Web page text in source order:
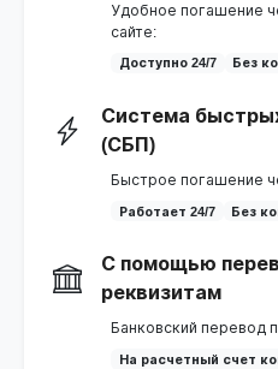
Удобное погашение
сайте:
Доступно 24/7 Без
Система
(СБП)
Быстрое погашение
Работает 24/7 Без
С помощью
реквизитам
Банковский перевод
На расчетный счет